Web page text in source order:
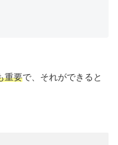
重要で、それができると